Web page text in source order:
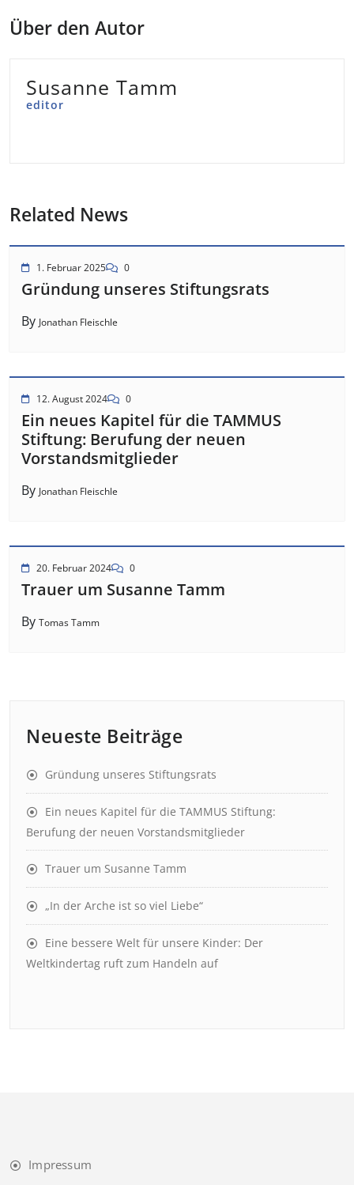
Über den Autor
Susanne Tamm
editor
Related News
1. Februar 2025 0
Gründung unseres Stiftungsrats
By Jonathan Fleischle
12. August 2024 0
Ein neues Kapitel für die TAMMUS
Stiftung: Berufung der neuen
Vorstandsmitglieder
By Jonathan Fleischle
20. Februar 2024 0
Trauer um Susanne Tamm
By Tomas Tamm
Neueste Beiträge
Gründung unseres Stiftungsrats
Ein neues Kapitel für die TAMMUS Stiftung:
Berufung der neuen Vorstandsmitglieder
Trauer um Susanne Tamm
„In der Arche ist so viel Liebe“
Eine bessere Welt für unsere Kinder: Der
Weltkindertag ruft zum Handeln auf
Impressum